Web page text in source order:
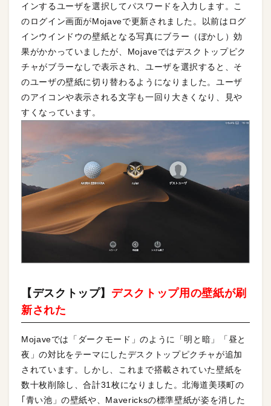
インするユーザを選択してパスワードを入力します。こ
のログイン画面がMojaveで更新されました。以前はログ
インウインドウの壁紙となる写真にブラー（ぼかし）効
果がかかっていましたが、Mojaveではデスクトップピク
チャがブラーなしで表示され、ユーザを選択すると、そ
のユーザの壁紙に切り替わるようになりました。ユーザ
のアイコンや表示される文字も一回り大きくなり、見や
すくなっています。
【デスクトップ】 デスクトップ用の壁紙が刷
新された
Mojaveでは「ダークモード」のように「明と暗」「昼と
夜」の対比をテーマにしたデスクトップピクチャが追加
されています。しかし、これまで搭載されていた壁紙を
数十枚削除し、合計31枚になりました。北海道美瑛町の
｢青い池」の壁紙や、Mavericksの標準壁紙が姿を消した